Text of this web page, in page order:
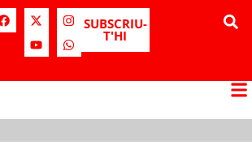
SUBSCRIU-
T'HI